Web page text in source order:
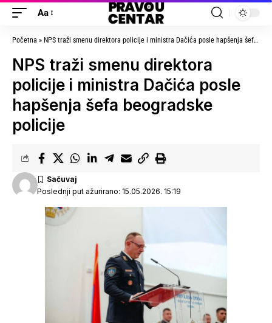
Aa
Početna » NPS traži smenu direktora policije i ministra Dačića posle hapšenja šefa beogradske policije
NPS traži smenu direktora
policije i ministra Dačića posle
hapšenja šefa beogradske
policije
Poslednji put ažurirano: 15.05.2026. 15:19